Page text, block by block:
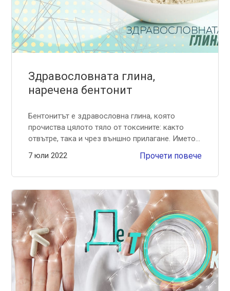
Здравословната глина,
наречена бентонит
Бентонитът е здравословна глина, която
прочиства цялото тяло от токсините: както
отвътре, така и чрез външно прилагане. Името...
7 юли 2022
Прочети повече